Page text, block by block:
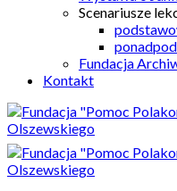
Scenariusze
Fundacja
Kontakt